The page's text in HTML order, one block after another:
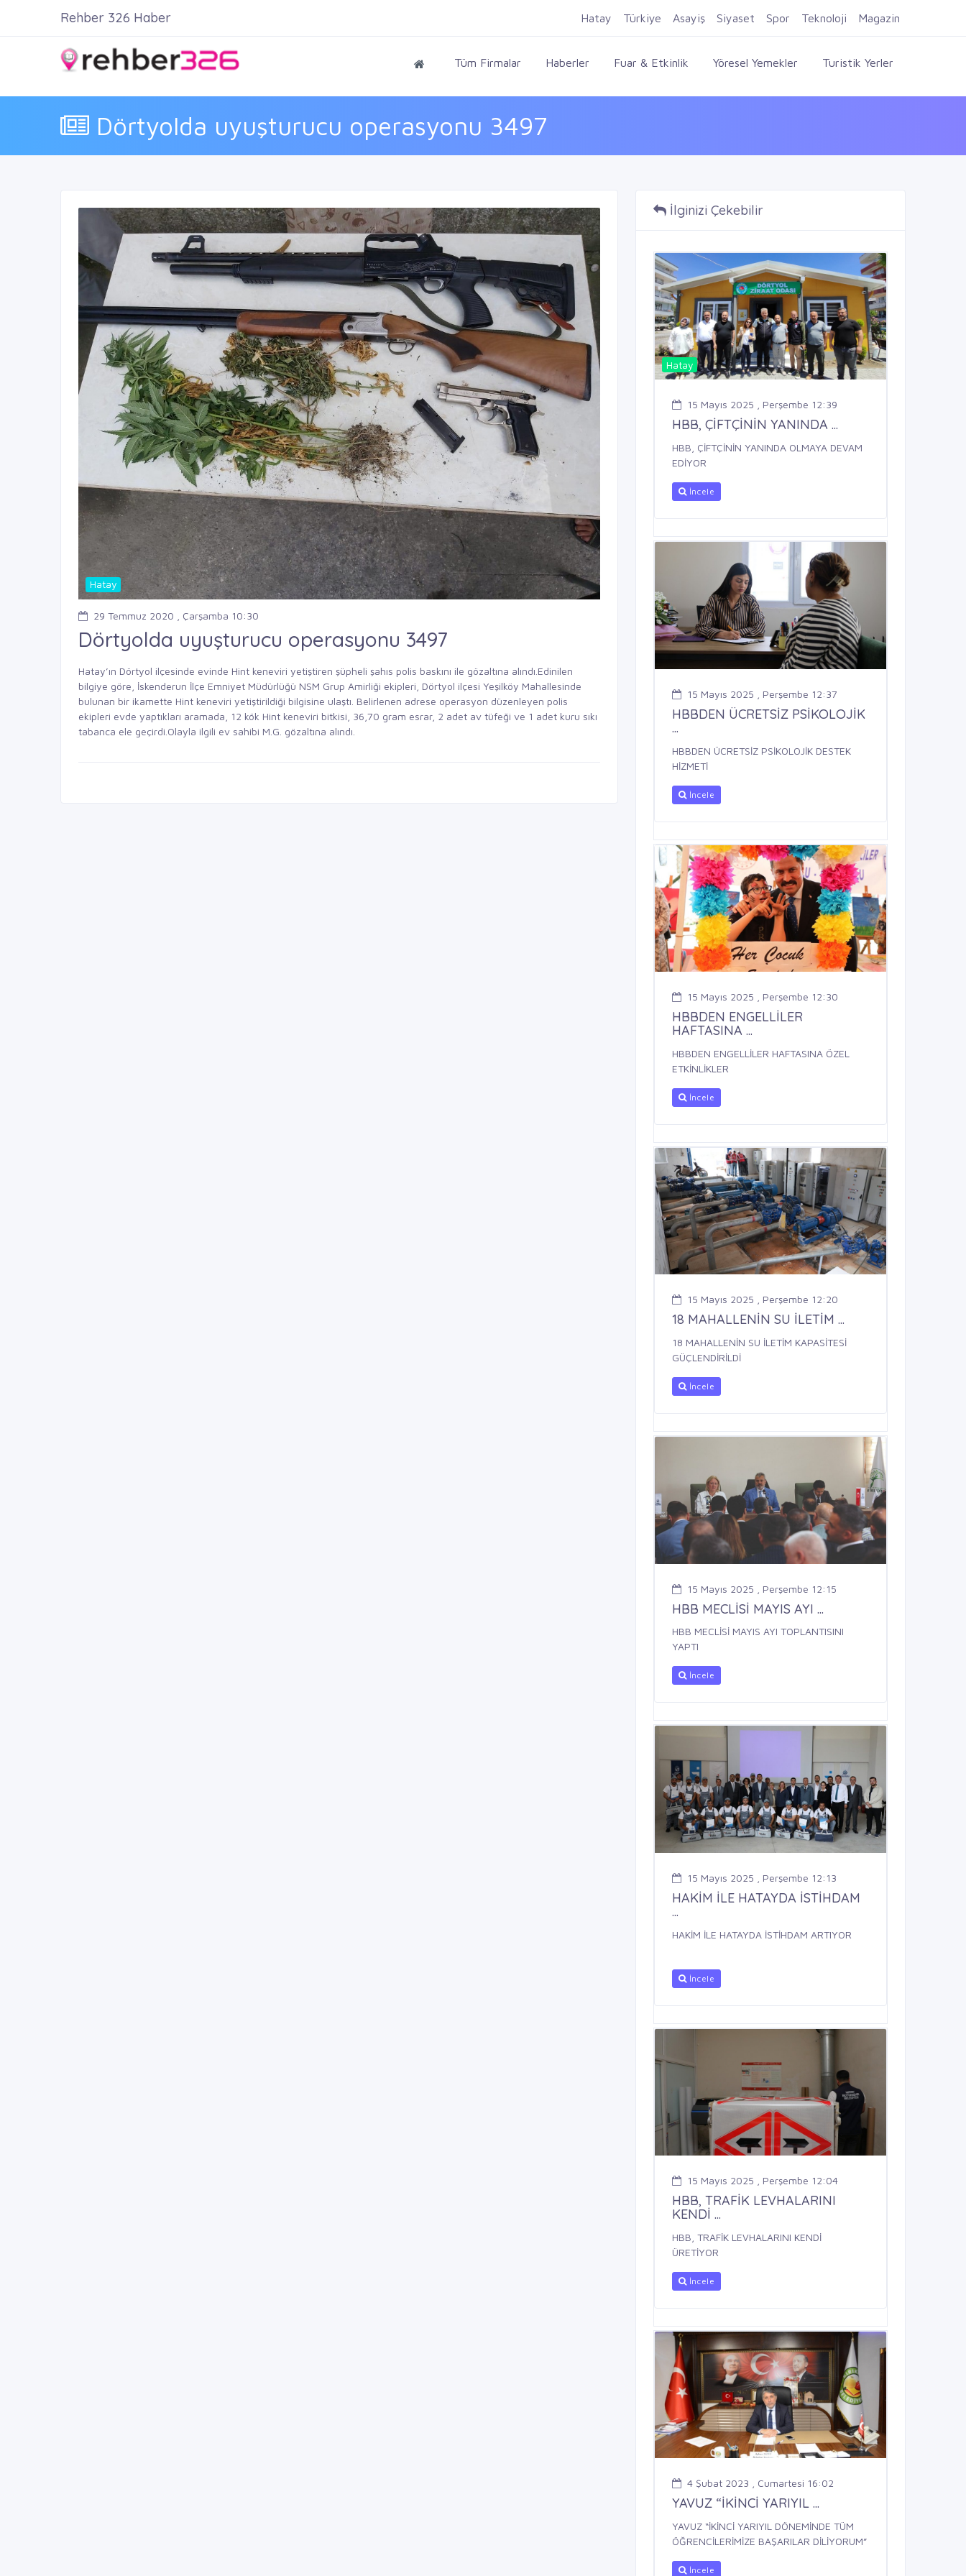
Firma Ekle Kayıt Ol Giriş Yap
Tüm Firmalar Haberler Fuar & Etkinlik Yöresel Yemekler Turistik Yerler
Dörtyolda uyuşturucu operasyonu 3497
Rehber 326 Haber Hatay Türkiye Asayiş Siyaset Spor Teknoloji Magazin
Hatay
29 Temmuz 2020 , Çarşamba 10:30
Dörtyolda uyuşturucu operasyonu 3497
Hatay’ın Dörtyol ilçesinde evinde Hint keneviri yetiştiren şüpheli şahıs polis baskını ile gözaltına alındı.Edinilen
bilgiye göre, İskenderun İlçe Emniyet Müdürlüğü NSM Grup Amirliği ekipleri, Dörtyol ilçesi Yeşilköy Mahallesinde
bulunan bir ikamette Hint keneviri yetiştirildiği bilgisine ulaştı. Belirlenen adrese operasyon düzenleyen polis
ekipleri evde yaptıkları aramada, 12 kök Hint keneviri bitkisi, 36,70 gram esrar, 2 adet av tüfeği ve 1 adet kuru sıkı
tabanca ele geçirdi.Olayla ilgili ev sahibi M.G. gözaltına alındı.
İlginizi Çekebilir
Hatay
15 Mayıs 2025 , Perşembe 12:39
HBB, ÇİFTÇİNİN YANINDA ...
HBB, ÇİFTÇİNİN YANINDA OLMAYA DEVAM
EDİYOR
İncele
15 Mayıs 2025 , Perşembe 12:37
HBBDEN ÜCRETSİZ PSİKOLOJİK
...
HBBDEN ÜCRETSİZ PSİKOLOJİK DESTEK
HİZMETİ
İncele
15 Mayıs 2025 , Perşembe 12:30
HBBDEN ENGELLİLER
HAFTASINA ...
HBBDEN ENGELLİLER HAFTASINA ÖZEL
ETKİNLİKLER
İncele
15 Mayıs 2025 , Perşembe 12:20
18 MAHALLENİN SU İLETİM ...
18 MAHALLENİN SU İLETİM KAPASİTESİ
GÜÇLENDİRİLDİ
İncele
15 Mayıs 2025 , Perşembe 12:15
HBB MECLİSİ MAYIS AYI ...
HBB MECLİSİ MAYIS AYI TOPLANTISINI
YAPTI
İncele
15 Mayıs 2025 , Perşembe 12:13
HAKİM İLE HATAYDA İSTİHDAM
...
HAKİM İLE HATAYDA İSTİHDAM ARTIYOR
İncele
15 Mayıs 2025 , Perşembe 12:04
HBB, TRAFİK LEVHALARINI
KENDİ ...
HBB, TRAFİK LEVHALARINI KENDİ
ÜRETİYOR
İncele
4 Şubat 2023 , Cumartesi 16:02
YAVUZ “İKİNCİ YARIYIL ...
YAVUZ “İKİNCİ YARIYIL DÖNEMİNDE TÜM
ÖĞRENCİLERİMİZE BAŞARILAR DİLİYORUM”
İncele